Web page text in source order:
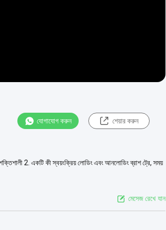
যোগাযোগ করুন শেয়ার করুন
শক্তিশালী 2. একটি কী স্বয়ংক্রিয় লোডিং এবং আনলোডিং ব্রাশ ট্রে, সময়
মেসেজ রেখে যান